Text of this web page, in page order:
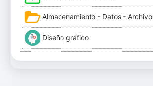
Almacenamiento - Datos - Archivo
Diseño gráfico